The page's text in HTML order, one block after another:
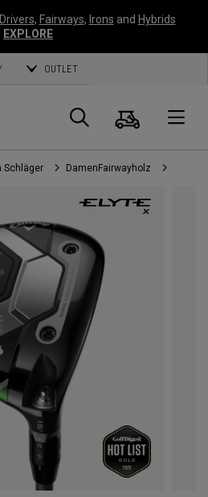
Drivers, Fairways, Irons and Hybrids
EXPLORE
OUTLET
Suche
Schläger DamenFairwayholz